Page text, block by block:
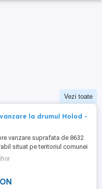
Vezi toate
la drumul Holod -
vanzare suprafata de 8632
situat pe teritoriul comunei
catre Ginta. Terenul are
la drum ! Se preteaza si la
constructii agricole sau